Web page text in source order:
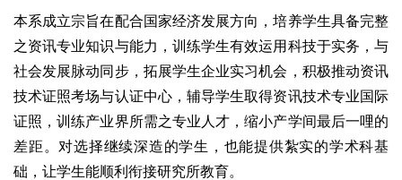
本系成立宗旨在配合国家经济发展方向，培养学生具备完整
之资讯专业知识与能力，训练学生有效运用科技于实务，与
社会发展脉动同步，拓展学生企业实习机会，积极推动资讯
技术证照考场与认证中心，辅导学生取得资讯技术专业国际
证照，训练产业界所需之专业人才，缩小产学间最后一哩的
差距。对选择继续深造的学生，也能提供紮实的学术科基
础，让学生能顺利衔接研究所教育。